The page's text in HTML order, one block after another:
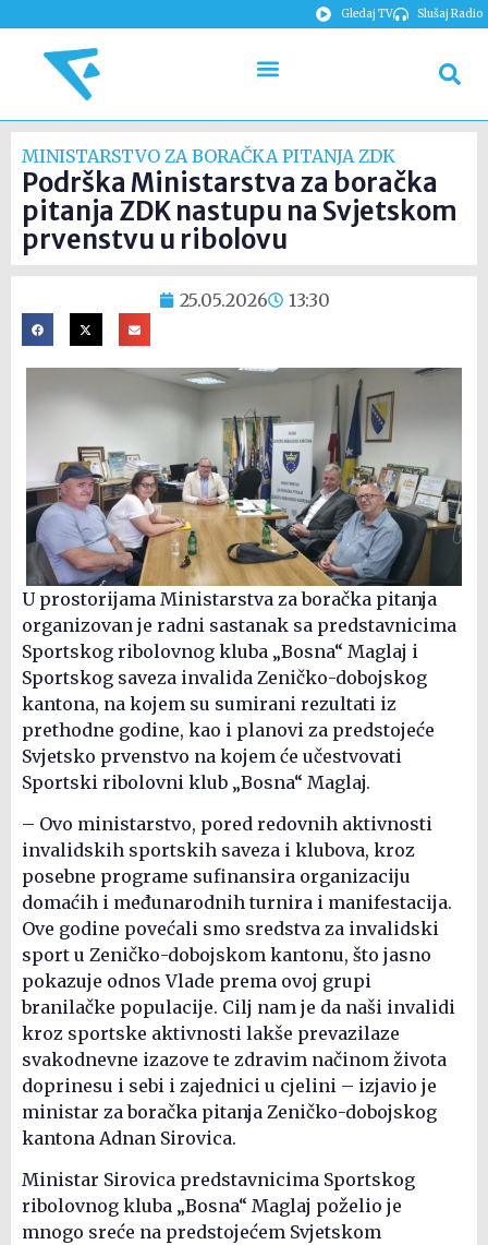
Gledaj TV Slušaj Radio
MINISTARSTVO ZA BORAČKA PITANJA ZDK
Podrška Ministarstva za boračka
pitanja ZDK nastupu na Svjetskom
prvenstvu u ribolovu
25.05.2026 13:30
U prostorijama Ministarstva za boračka pitanja
organizovan je radni sastanak sa predstavnicima
Sportskog ribolovnog kluba „Bosna“ Maglaj i
Sportskog saveza invalida Zeničko-dobojskog
kantona, na kojem su sumirani rezultati iz
prethodne godine, kao i planovi za predstojeće
Svjetsko prvenstvo na kojem će učestvovati
Sportski ribolovni klub „Bosna“ Maglaj.
– Ovo ministarstvo, pored redovnih aktivnosti
invalidskih sportskih saveza i klubova, kroz
posebne programe sufinansira organizaciju
domaćih i međunarodnih turnira i manifestacija.
Ove godine povećali smo sredstva za invalidski
sport u Zeničko-dobojskom kantonu, što jasno
pokazuje odnos Vlade prema ovoj grupi
branilačke populacije. Cilj nam je da naši invalidi
kroz sportske aktivnosti lakše prevazilaze
svakodnevne izazove te zdravim načinom života
doprinesu i sebi i zajednici u cjelini – izjavio je
ministar za boračka pitanja Zeničko-dobojskog
kantona Adnan Sirovica.
Ministar Sirovica predstavnicima Sportskog
ribolovnog kluba „Bosna“ Maglaj poželio je
mnogo sreće na predstojećem Svjetskom